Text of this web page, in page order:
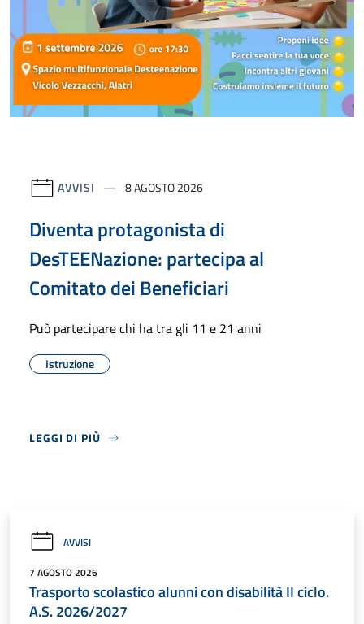
AVVISI 8 AGOSTO 2026
Diventa protagonista di
DesTEENazione: partecipa al
Comitato dei Beneficiari
Può partecipare chi ha tra gli 11 e 21 anni
Istruzione
LEGGI DI PIÙ
AVVISI
7 AGOSTO 2026
Trasporto scolastico alunni con disabilità II ciclo.
A.S. 2026/2027